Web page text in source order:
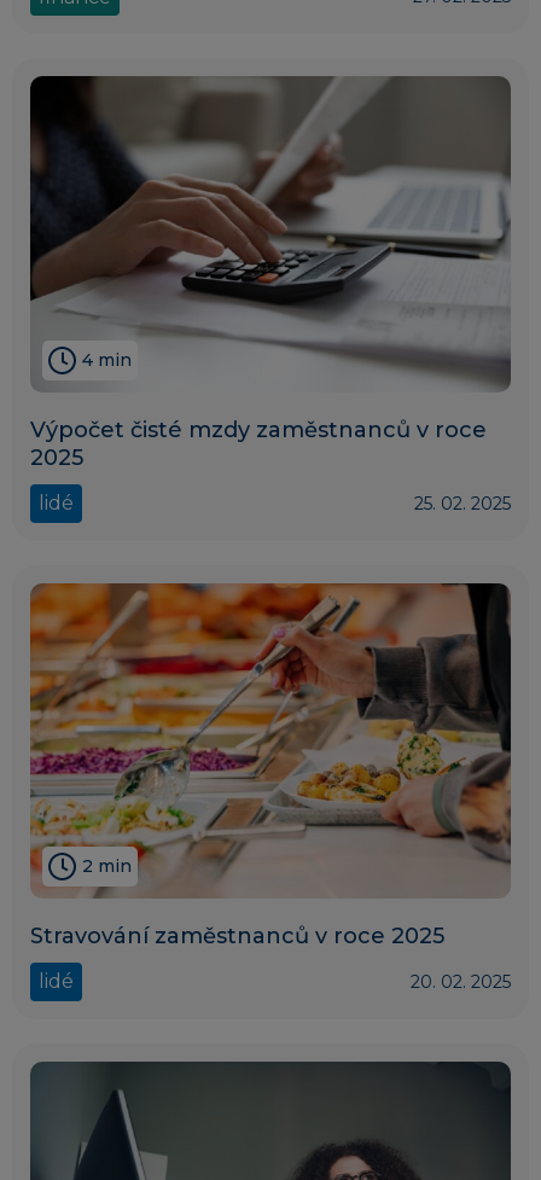
4 min
Výpočet čisté mzdy zaměstnanců v roce
2025
lidé 25. 02. 2025
2 min
Stravování zaměstnanců v roce 2025
lidé 20. 02. 2025